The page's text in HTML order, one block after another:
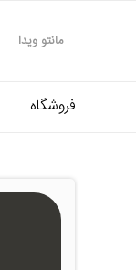
مانتو ویدا
فروشگاه